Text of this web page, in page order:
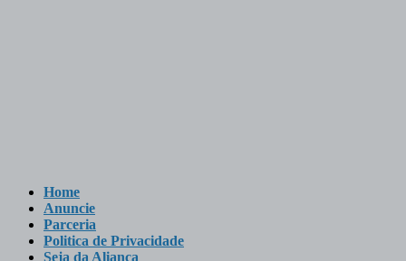
Home
Anuncie
Parceria
Politica de Privacidade
Seja da Aliança